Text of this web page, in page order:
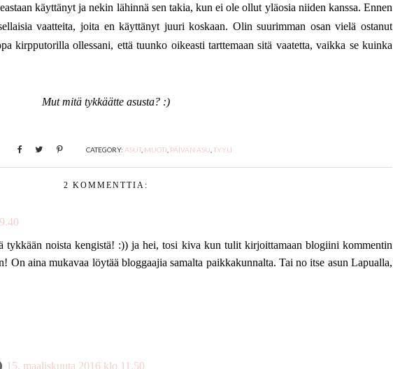
käyttänyt ja nekin lähinnä sen takia, kun ei ole ollut yläosia niiden kanssa. Ennen
vaatteita, joita en käyttänyt juuri koskaan. Olin suurimman osan vielä ostanut
kirpputorilla ollessani, että tuunko oikeasti tarttemaan sitä vaatetta, vaikka se kuinka
Mut mitä tykkäätte asusta? :)
CATEGORY: ASUT, MUOTI PÄIVÄN ASU ,TYYLI
2 KOMMENTTIA:
tykkään noista kengistä! :)) ja hei, tosi kiva kun tulit kirjoittamaan blogiini kommentin
On aina mukavaa löytää bloggaajia samalta paikkakunnalta. Tai no itse asun Lapualla,
15. maaliskuuta 2016 klo 11.50